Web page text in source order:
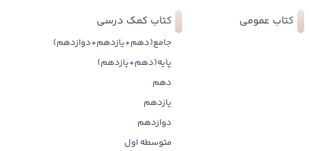
کتاب عمومی کتاب کمک درسی
جامع(دهم+یازدهم+دوازدهم)
پایه(دهم+یازدهم)
دهم
یازدهم
دوازدهم
متوسطه اول